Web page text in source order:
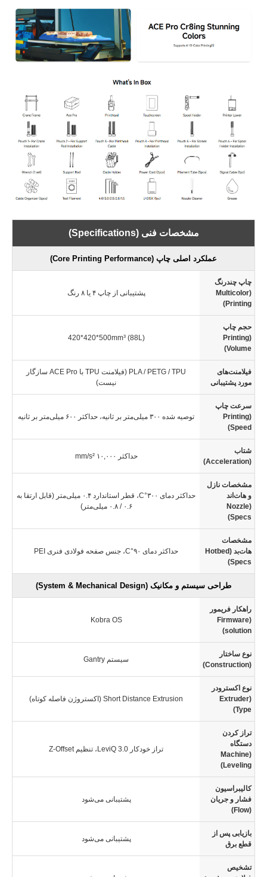
مشخصات فنی (Specifications)
عملکرد اصلی چاپ (Core Printing Performance)
چاپ چندرنگ
(Multicolor
Printing)
پشتیبانی از چاپ ۴ یا ۸ رنگ
حجم چاپ
(Printing
Volume)
420*420*500mm³ (88L)
فیلامنت‌های
مورد پشتیبانی
PLA / PETG / TPU (فیلامنت TPU با ACE Pro سازگار
نیست)
سرعت چاپ
(Printing
Speed)
توصیه شده ۳۰۰ میلی‌متر بر ثانیه، حداکثر ۶۰۰ میلی‌متر بر ثانیه
شتاب
(Acceleration)
حداکثر ۱۰,۰۰۰ mm/s²
مشخصات نازل
و هات‌اند
(Nozzle
Specs)
حداکثر دمای ۳۰۰°C، قطر استاندارد ۰.۴ میلی‌متر (قابل ارتقا به
۰.۶ / ۰.۸ میلی‌متر)
مشخصات
هات‌بد (Hotbed
Specs)
حداکثر دمای ۹۰°C، جنس صفحه فولادی فنری PEI
طراحی سیستم و مکانیک (System & Mechanical Design)
راهکار فریمور
(Firmware
solution)
Kobra OS
نوع ساختار
(Construction)
سیستم Gantry
نوع اکسترودر
(Extruder
Type)
Short Distance Extrusion (اکستروژن فاصله کوتاه)
تراز کردن
دستگاه
(Machine
Leveling)
تراز خودکار LeviQ 3.0، تنظیم Z-Offset
کالیبراسیون
فشار و جریان
(Flow)
پشتیبانی می‌شود
بازیابی پس از
قطع برق
پشتیبانی می‌شود
تشخیص